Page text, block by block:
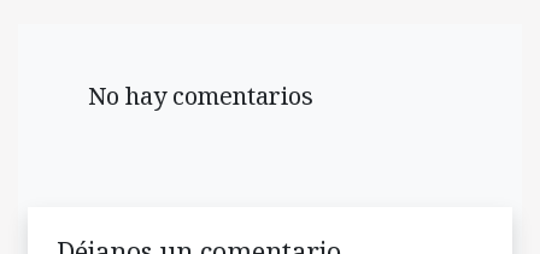
No hay comentarios